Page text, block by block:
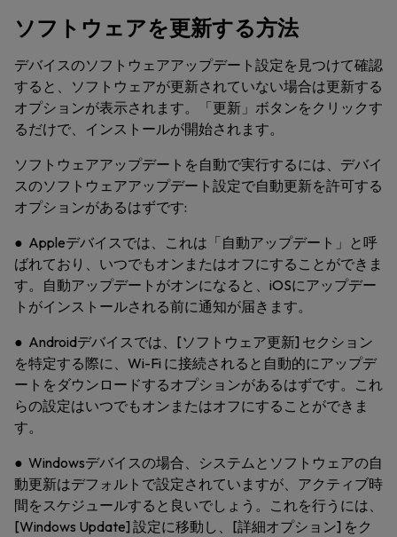
ソフトウェアを更新する方法
デバイスのソフトウェアアップデート設定を見つけて確認
すると、ソフトウェアが更新されていない場合は更新する
オプションが表示されます。「更新」ボタンをクリックす
るだけで、インストールが開始されます。
ソフトウェアアップデートを自動で実行するには、デバイ
スのソフトウェアアップデート設定で自動更新を許可する
オプションがあるはずです:
● Appleデバイスでは、これは「自動アップデート」と呼
ばれており、いつでもオンまたはオフにすることができま
す。自動アップデートがオンになると、iOSにアップデー
トがインストールされる前に通知が届きます。
● Androidデバイスでは、[ソフトウェア更新] セクション
を特定する際に、Wi-Fi に接続されると自動的にアップデ
ートをダウンロードするオプションがあるはずです。これ
らの設定はいつでもオンまたはオフにすることができま
す。
● Windowsデバイスの場合、システムとソフトウェアの自
動更新はデフォルトで設定されていますが、アクティブ時
間をスケジュールすると良いでしょう。これを行うには、
[Windows Update] 設定に移動し、[詳細オプション] をク